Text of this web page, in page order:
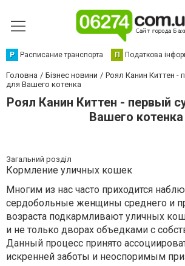
Р Расписание транспорта П Податкова
Головна Бізнес новини
Роял Канин Киттен -
для Вашего котенка
Роял Канин Киттен - первый
Вашего котенка
Загальний розділ
Кормление уличных кошек
Многим из нас часто приходится
сердобольные женщины среднего и
возраста подкармливают уличных
и не только дворах объедками с
Данный процесс принято
искренней заботы и неоспоримым